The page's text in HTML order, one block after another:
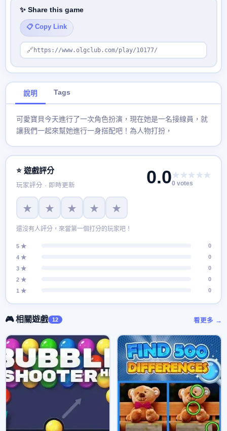
✨ Share this game
📋 Copy Link
🔗 https://www.olgclub.com/play/10177/
說明 Tags
可愛寶貝今天進行了一次角色扮演，現在她是一名接線員，就
讓我們一起來幫她進行一身搭配吧！為人物打扮，
⭐ 遊戲評分
玩家評分 · 即時更新 0.0★★★★★
0 votes
★ ★ ★ ★ ★
還沒有人評分，來當第一個打分的玩家吧！
5 ★
0
4 ★
0
3 ★
0
2 ★
0
1 ★
0
🎮 相關遊戲 12 看更多 →